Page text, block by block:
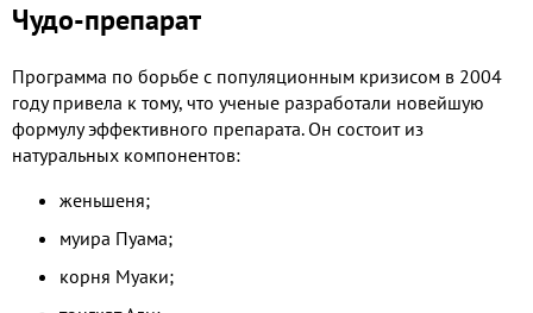
Чудо-препарат
Программа по борьбе с популяционным кризисом в 2004
году привела к тому, что ученые разработали новейшую
формулу эффективного препарата. Он состоит из
натуральных компонентов:
женьшеня;
муира Пуама;
корня Муаки;